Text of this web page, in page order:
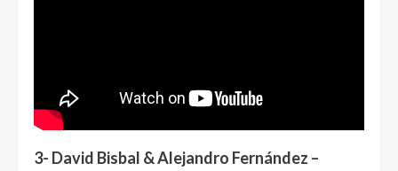
3- David Bisbal & Alejandro Fernández –